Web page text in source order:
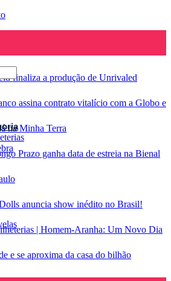
finaliza a produção de Unrivaled
assina contrato vitalício com a Globo e
na Minha Terra
Prazo ganha data de estreia na Bienal
anuncia show inédito no Brasil!
| Homem-Aranha: Um Novo Dia
e se aproxima da casa do bilhão